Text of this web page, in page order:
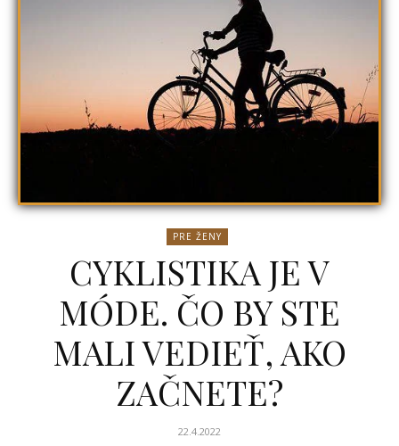
PRE ŽENY
CYKLISTIKA JE V
MÓDE. ČO BY STE
MALI VEDIEŤ, AKO
ZAČNETE?
22.4.2022